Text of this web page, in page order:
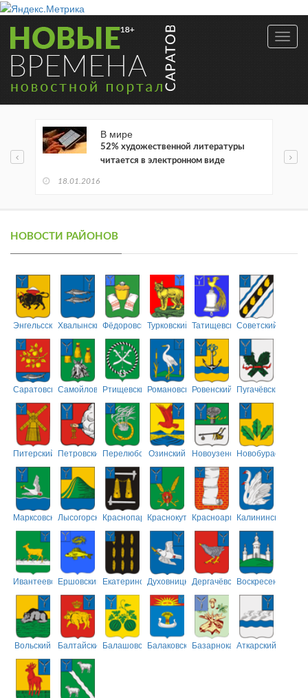
В мире
52% художественной литературы
читается в электронном виде
18.01.2016
НОВОСТИ РАЙОНОВ
ЭнгельсскийХвалынскийФёдоровскийТурковский ТатищевскийСоветский
СаратовскийСамойловскийРтищевскийРомановскийРовенский Пугачёвский
Питерский ПетровскийПерелюбскийОзинский НовоузенскийНовобурасский
МарксовскийЛысогорскийКраснопартизанский
КраснокутскийКрасноармейский
Калининский
ИвантеевскийЕршовский ЕкатериновскийДуховницкийДергачёвскийВоскресенский
Вольский БалтайскийБалашовскийБалаковскийБазарнокарабулакский
Аткарский